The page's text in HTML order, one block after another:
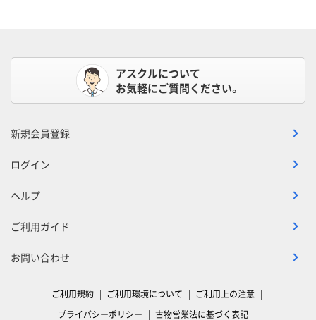
アスクルについて
お気軽にご質問ください。
新規会員登録
ログイン
ヘルプ
ご利用ガイド
お問い合わせ
ご利用規約 ご利用環境について
ご利用上の注意
プライバシーポリシー
古物営業法に基づく表記